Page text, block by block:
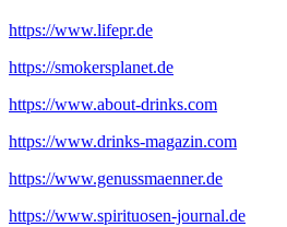
https://www.lifepr.de
https://smokersplanet.de
https://www.about-drinks.com
https://www.drinks-magazin.com
https://www.genussmaenner.de
https://www.spirituosen-journal.de